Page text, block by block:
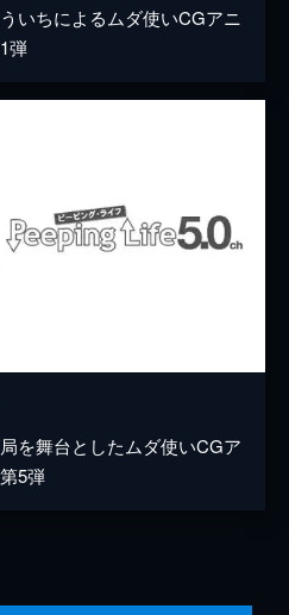
いちによるムダ使いCGアニ
弾
を舞台としたムダ使いCGア
5弾